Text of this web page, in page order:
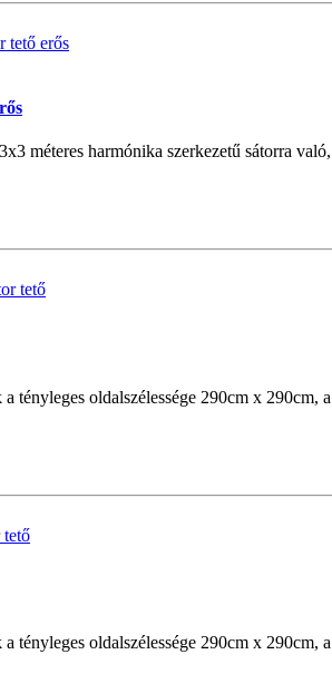
méteres harmónika szerkezetű sátorra
oldalszélessége 290cm x
oldalszélessége 290cm x